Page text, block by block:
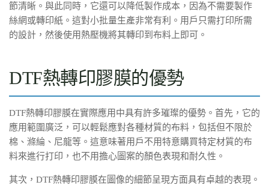
節清晰。與此同時，它還可以降低製作成本，因為不需要製作
絲網或轉印紙。這對小批量生產非常有利。用戶只需打印所需
的設計，然後使用熱壓機將其轉印到布料上即可。
DTF熱轉印膠膜的優勢
DTF熱轉印膠膜在實際應用中具有許多璀璨的優勢。首先，它的
應用範圍廣泛，可以輕鬆應對各種材質的布料，包括但不限於
棉、滌綸、尼龍等。這意味著用戶不用特意購買特定材質的布
料來進行打印，也不用擔心圖案的顏色表現和耐久性。
其次，DTF熱轉印膠膜在圖像的細節呈現方面具有卓越的表現。